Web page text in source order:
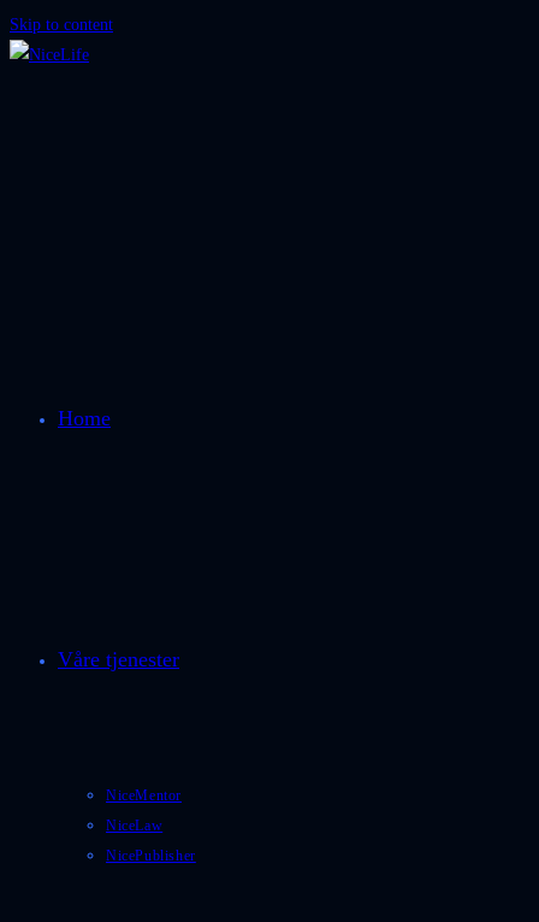
Skip to content
Home
Våre tjenester
NiceMentor
NiceLaw
NicePublisher